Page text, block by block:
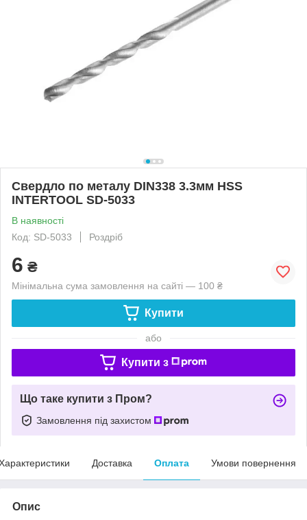
Свердло по металу DIN338 3.3мм HSS
INTERTOOL SD-5033
В наявності
Код: SD-5033
Роздріб
6 ₴
Мінімальна сума замовлення на сайті — 100 ₴
Купити
або
Купити з
Що таке купити з Пром?
Замовлення під захистом
Доставка Оплата Умови повернення
Опис